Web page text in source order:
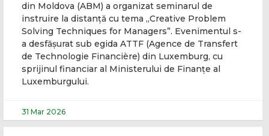
din Moldova (ABM) a organizat seminarul de
instruire la distanță cu tema „Creative Problem
Solving Techniques for Managers”. Evenimentul s-
a desfășurat sub egida ATTF (Agence de Transfert
de Technologie Financière) din Luxemburg, cu
sprijinul financiar al Ministerului de Finanțe al
Luxemburgului.
31 Mar 2026